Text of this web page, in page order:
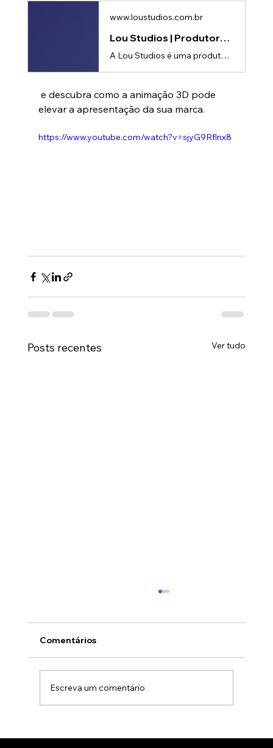
www.loustudios.com.br
Lou Studios | Produtora de vídeos
A Lou Studios é uma produtora de vídeos, especializada em motion design, animação 2D e 3D. Temos o vídeo certo para suas redes sociais!
e descubra como a animação 3D pode
elevar a apresentação da sua marca.
https://www.youtube.com/watch?v=sjyG9Rflnx8
Posts recentes Ver tudo
Comentários
Escreva um comentário